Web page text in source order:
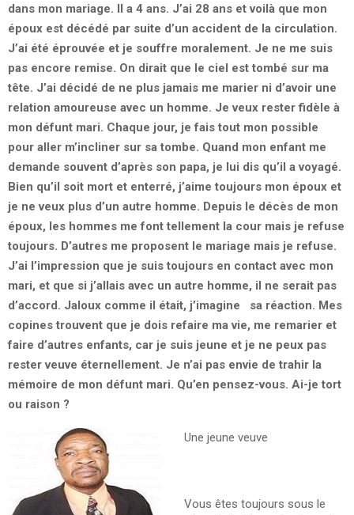
dans mon mariage. Il a 4 ans. J’ai 28 ans et voilà que mon
époux est décédé par suite d’un accident de la circulation.
J’ai été éprouvée et je souffre moralement. Je ne me suis
pas encore remise. On dirait que le ciel est tombé sur ma
tête. J’ai décidé de ne plus jamais me marier ni d’avoir une
relation amoureuse avec un homme. Je veux rester fidèle à
mon défunt mari. Chaque jour, je fais tout mon possible
pour aller m’incliner sur sa tombe. Quand mon enfant me
demande souvent d’après son papa, je lui dis qu’il a voyagé.
Bien qu’il soit mort et enterré, j’aime toujours mon époux et
je ne veux plus d’un autre homme. Depuis le décès de mon
époux, les hommes me font tellement la cour mais je refuse
toujours. D’autres me proposent le mariage mais je refuse.
J’ai l’impression que je suis toujours en contact avec mon
mari, et que si j’allais avec un autre homme, il ne serait pas
d’accord. Jaloux comme il était, j’imagine sa réaction. Mes
copines trouvent que je dois refaire ma vie, me remarier et
faire d’autres enfants, car je suis jeune et je ne peux pas
rester veuve éternellement. Je n’ai pas envie de trahir la
mémoire de mon défunt mari. Qu’en pensez-vous. Ai-je tort
ou raison ?
Une jeune veuve
Vous êtes toujours sous le